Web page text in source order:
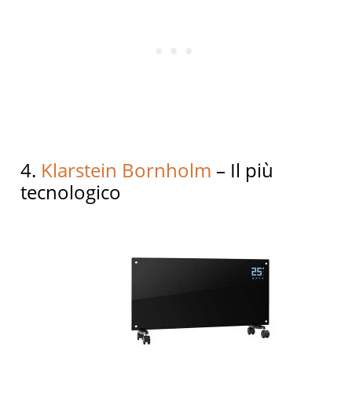
4. Klarstein Bornholm – Il più
tecnologico